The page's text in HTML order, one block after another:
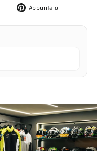
Twitta
X
Appuntalo
pin